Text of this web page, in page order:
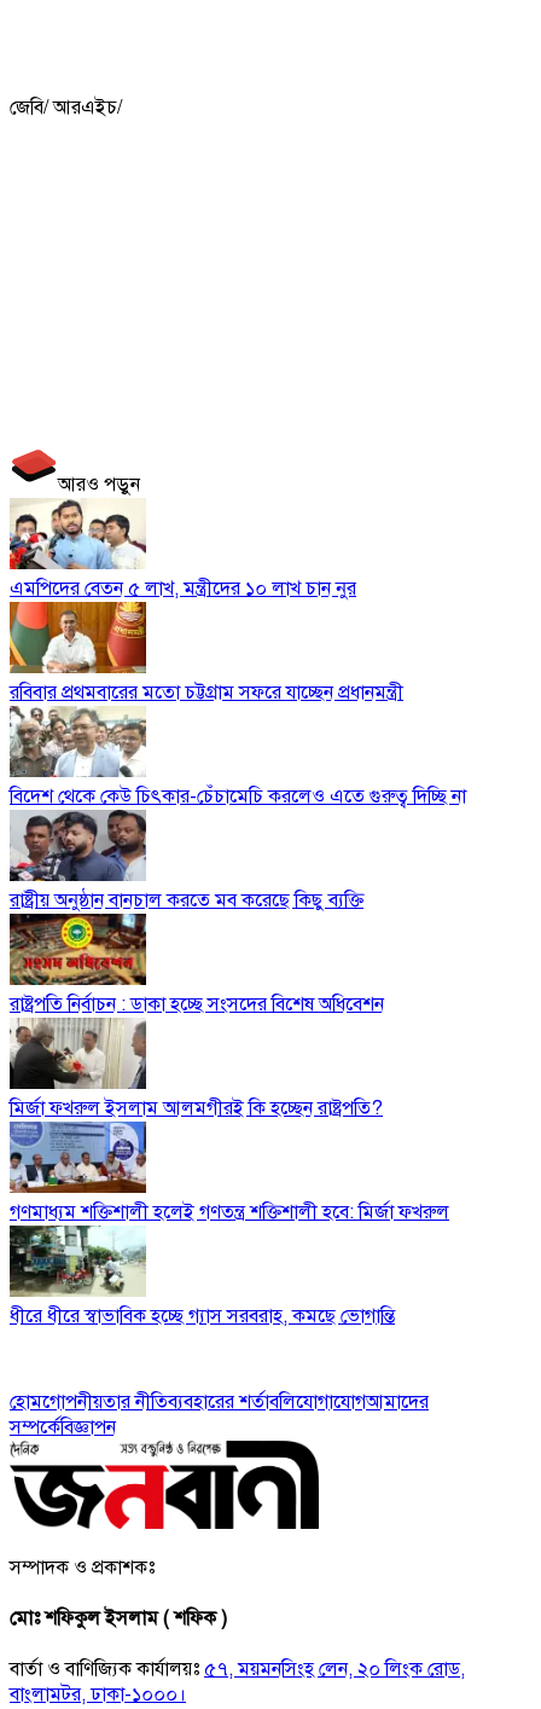
জেবি/ আরএইচ/
আরও পড়ুন
এমপিদের বেতন ৫ লাখ, মন্ত্রীদের ১০ লাখ চান নুর
রবিবার প্রথমবারের মতো চট্টগ্রাম সফরে যাচ্ছেন প্রধানমন্ত্রী
বিদেশ থেকে কেউ চিৎকার-চেঁচামেচি করলেও এতে গুরুত্ব দিচ্ছি না
রাষ্ট্রীয় অনুষ্ঠান বানচাল করতে মব করেছে কিছু ব্যক্তি
রাষ্ট্রপতি নির্বাচন : ডাকা হচ্ছে সংসদের বিশেষ অধিবেশন
মির্জা ফখরুল ইসলাম আলমগীরই কি হচ্ছেন রাষ্ট্রপতি?
গণমাধ্যম শক্তিশালী হলেই গণতন্ত্র শক্তিশালী হবে: মির্জা ফখরুল
ধীরে ধীরে স্বাভাবিক হচ্ছে গ্যাস সরবরাহ, কমছে ভোগান্তি
হোমগোপনীয়তার নীতিব্যবহারের শর্তাবলিযোগাযোগআমাদের
সম্পর্কেবিজ্ঞাপন
সম্পাদক ও প্রকাশকঃ
মোঃ শফিকুল ইসলাম ( শফিক )
বার্তা ও বাণিজ্যিক কার্যালয়ঃ ৫৭, ময়মনসিংহ লেন, ২০ লিংক রোড,
বাংলামটর, ঢাকা-১০০০।